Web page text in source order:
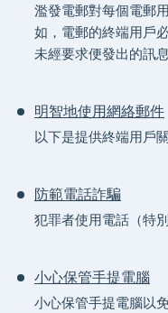
濫發電郵對每個電郵
如，電郵的終端用戶
未經要求便發出的訊息
明智地使用網絡郵件
以下是提供終端用戶
防範電話詐騙
犯罪者使用電話（特
小心保管手提電腦
小心保管手提電腦以